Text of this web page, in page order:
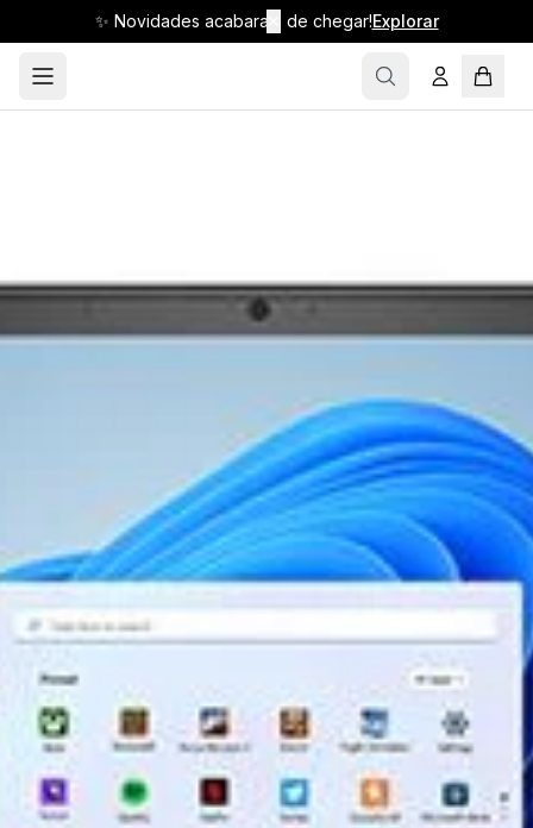
✨ Novidades acabaram de chegar!Explorar